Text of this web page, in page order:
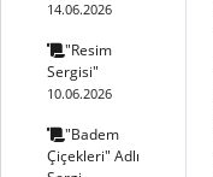
14.06.2026
"Resim
Sergisi"
10.06.2026
"Badem
Çiçekleri" Adlı